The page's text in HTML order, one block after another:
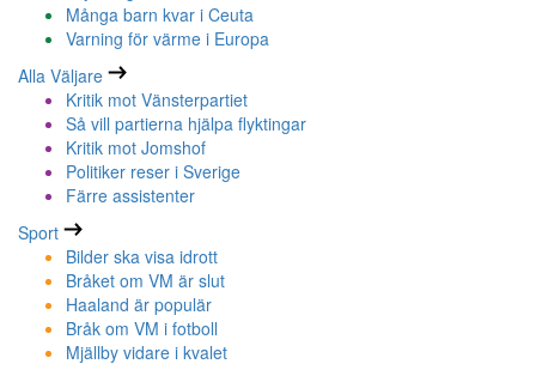
Många barn kvar i Ceuta
Varning för värme i Europa
Alla Väljare
Kritik mot Vänsterpartiet
Så vill partierna hjälpa flyktingar
Kritik mot Jomshof
Politiker reser i Sverige
Färre assistenter
Sport
Bilder ska visa idrott
Bråket om VM är slut
Haaland är populär
Bråk om VM i fotboll
Mjällby vidare i kvalet